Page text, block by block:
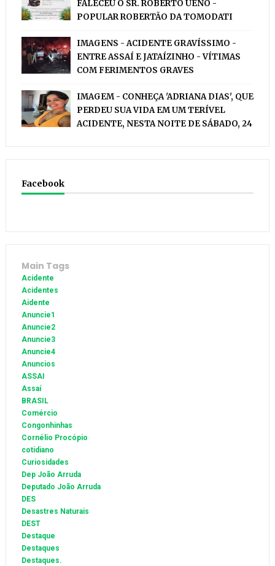
FALECEU O SR. ROBERTO UENO -
POPULAR ROBERTÃO DA TOMODATI
IMAGENS - ACIDENTE GRAVÍSSIMO -
ENTRE ASSAÍ E JATAÍZINHO - VÍTIMAS
COM FERIMENTOS GRAVES
IMAGEM - CONHEÇA 'ADRIANA DIAS', QUE
PERDEU SUA VIDA EM UM TERÍVEL
ACIDENTE, NESTA NOITE DE SÁBADO, 24
Facebook
Main Tags
Acidente
Acidentes
Aidente
Anuncie1
Anuncie2
Anuncie3
Anuncie4
Anuncios
ASSAI
Assaí
BRASIL
Comércio
Congonhinhas
Cornélio Procópio
cotidiano
Curiosidades
Dep João Arruda
Deputado João Arruda
DES
Desastres Naturais
DEST
Destaque
Destaques
Destaques.